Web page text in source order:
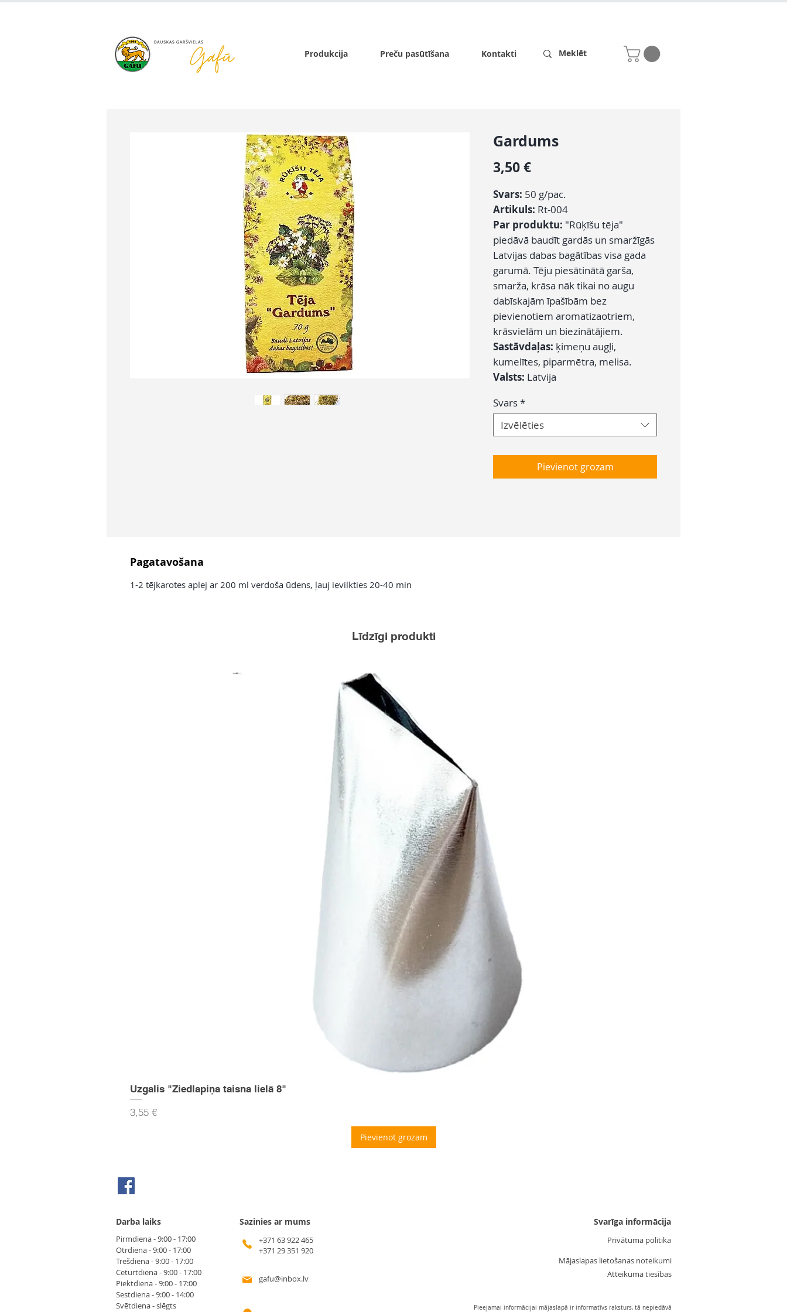
Produkcija Preču pasūtīšana Kontakti
Gardums
3,50 €Cena
Svars: 50 g/pac.
Artikuls: Rt-004
Par produktu: "Rūķīšu tēja"
piedāvā baudīt gardās un smaržīgās
Latvijas dabas bagātības visa gada
garumā. Tēju piesātinātā garša,
smarža, krāsa nāk tikai no augu
dabīskajām īpašībām bez
pievienotiem aromatizaotriem,
krāsvielām un biezinātājiem.
Sastāvdaļas: ķimeņu augļi,
kumelītes, piparmētra, melisa.
Valsts: Latvija
Svars*
Izvēlēties
Pievienot grozam
Pagatavošana
1-2 tējkarotes aplej ar 200 ml verdoša ūdens, ļauj ievilkties 20-40 min
Līdzīgi produkti
Uzgalis "Ziedlapiņa taisna lielā 8"
Cena
3,55 €
Pievienot grozam
Darba laiks
Pirmdiena - 9:00 - 17:00
Otrdiena - 9:00 - 17:00
Trešdiena - 9:00 - 17:00
Ceturtdiena - 9:00 - 17:00
Piektdiena - 9:00 - 17:00
Sestdiena - 9:00 - 14:00
Svētdiena - slēgts
Sazinies ar mums
+371 63 922 465
+371 29 351 920
gafu@inbox.lv
Svarīga informācija
Privātuma politika
Mājaslapas lietošanas noteikumi
Atteikuma tiesības
Pieejamai informācijai mājaslapā ir informatīvs raksturs, tā nepiedāvā